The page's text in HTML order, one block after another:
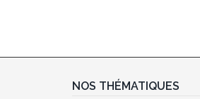
NOS THÉMATIQUES